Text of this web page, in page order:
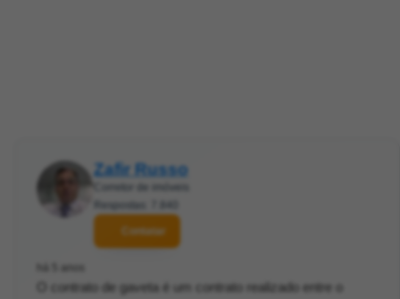
Zafir Russo
Corretor de imóveis
Respostas: 7.840
Contatar
há 5 anos
O contrato de gaveta é um contrato realizado entre o